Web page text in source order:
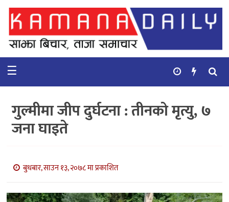
गृहपृष्ठ
समाचार
कुटनिती
कुराकानी
बाणिज्य
भिडियो
☰
गुल्मीमा जीप दुर्घटना : तीनको मृत्यु, ७
जना घाइते
बुधबार, साउन १३, २०७८ मा प्रकाशित